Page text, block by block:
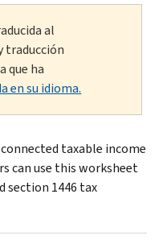
al
traducción
que ha
en su idioma.
taxable income
can use this worksheet
section 1446 tax